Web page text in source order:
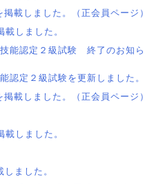
載しました。（正会員ページ）
しました。
能認定２級試験 終了のお知ら
認定２級試験を更新しました。
載しました。（正会員ページ）
しました。
ました。